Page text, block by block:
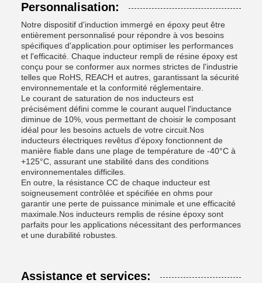
Personnalisation:
Notre dispositif d'induction immergé en époxy peut être
entièrement personnalisé pour répondre à vos besoins
spécifiques d'application.pour optimiser les performances
et l'efficacité. Chaque inducteur rempli de résine époxy est
conçu pour se conformer aux normes strictes de l'industrie
telles que RoHS, REACH et autres, garantissant la sécurité
environnementale et la conformité réglementaire.
Le courant de saturation de nos inducteurs est
précisément défini comme le courant auquel l'inductance
diminue de 10%, vous permettant de choisir le composant
idéal pour les besoins actuels de votre circuit.Nos
inducteurs électriques revêtus d'époxy fonctionnent de
manière fiable dans une plage de température de -40°C à
+125°C, assurant une stabilité dans des conditions
environnementales difficiles.
En outre, la résistance CC de chaque inducteur est
soigneusement contrôlée et spécifiée en ohms pour
garantir une perte de puissance minimale et une efficacité
maximale.Nos inducteurs remplis de résine époxy sont
parfaits pour les applications nécessitant des performances
et une durabilité robustes.
Assistance et services: